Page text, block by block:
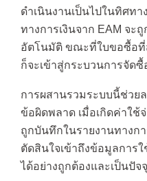
ดำเนินงานเป็นไปในทิศท
ทางการเงินจาก EAM จะ
อัตโนมัติ ขณะที่ใบขอซื้อที่
ก็จะเข้าสู่กระบวนการจัดซื้
การผสานรวมระบบนี้ช่ว
ข้อผิดพลาด เมื่อเกิดค่าใช้
ถูกบันทึกในรายงานทางก
ตัดสินใจเข้าถึงข้อมูลการ
ได้อย่างถูกต้องและเป็นปัจ